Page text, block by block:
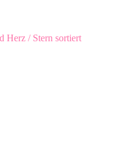
Herz / Stern sortiert